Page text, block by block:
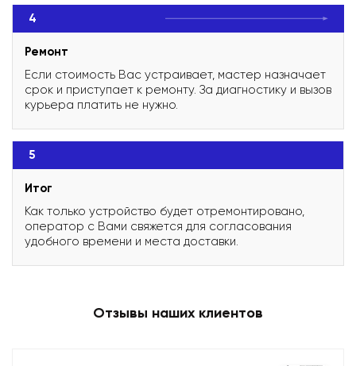
4
Ремонт
Если стоимость Вас устраивает, мастер назначает
срок и приступает к ремонту. За диагностику и вызов
курьера платить не нужно.
5
Итог
Как только устройство будет отремонтировано,
оператор с Вами свяжется для согласования
удобного времени и места доставки.
Отзывы наших клиентов